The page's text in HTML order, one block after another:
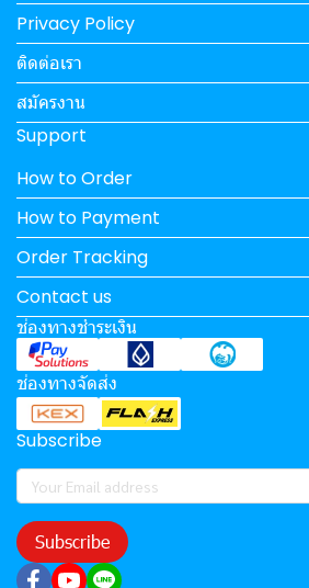
Privacy Policy
ติดต่อเรา
สมัครงาน
Support
How to Order
How to Payment
Order Tracking
Contact us
ช่องทางชำระเงิน
ช่องทางจัดส่ง
Subscribe
Subscribe